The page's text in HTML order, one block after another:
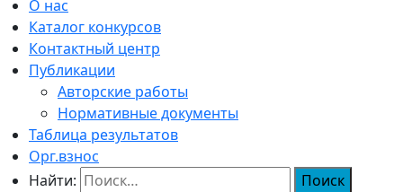
О нас
Каталог конкурсов
Контактный центр
Публикации
Авторские работы
Нормативные документы
Таблица результатов
Орг.взнос
Найти: